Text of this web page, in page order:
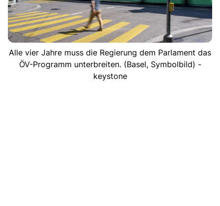
Alle vier Jahre muss die Regierung dem Parlament das
ÖV-Programm unterbreiten. (Basel, Symbolbild) -
keystone